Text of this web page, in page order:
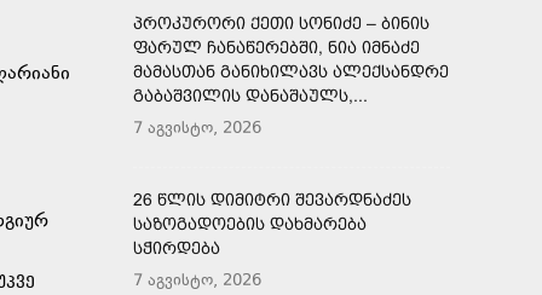
ᲞᲠᲝᲙᲣᲠᲝᲠᲘ ᲥᲔᲗᲘ ᲡᲝᲜᲘᲫᲔ – ᲑᲘᲜᲘᲡ
ᲤᲐᲠᲣᲚ ᲩᲐᲜᲐᲬᲔᲠᲔᲑᲨᲘ, ᲜᲘᲐ ᲘᲛᲜᲐᲫᲔ
ᲛᲐᲛᲐᲡᲗᲐᲜ ᲒᲐᲜᲘᲮᲘᲚᲐᲕᲡ ᲐᲚᲔᲥᲡᲐᲜᲓᲠᲔ
ᲒᲐᲑᲐᲨᲕᲘᲚᲘᲡ ᲓᲐᲜᲐᲨᲐᲣᲚᲡ,...
7 აგვისტო, 2026
26 ᲬᲚᲘᲡ ᲓᲘᲛᲘᲢᲠᲘ ᲨᲔᲕᲐᲠᲓᲜᲐᲫᲔᲡ
ᲡᲐᲖᲝᲒᲐᲓᲝᲔᲑᲘᲡ ᲓᲐᲮᲛᲐᲠᲔᲑᲐ
ᲡᲭᲘᲠᲓᲔᲑᲐ
7 აგვისტო, 2026